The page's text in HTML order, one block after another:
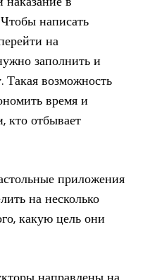
написать
на
заполнить и
Такая возможность
время и
кто отбывает
приложения
на несколько
какую цель они